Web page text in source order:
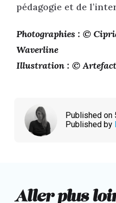
pédagogie et de
Photographies : ©
Waverline
Illustration : ©
Published on
Published by
Aller plus